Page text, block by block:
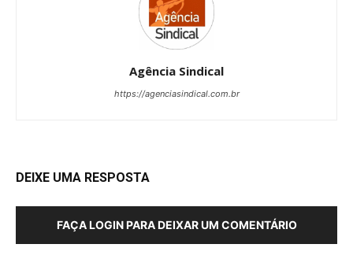
Agência Sindical
https://agenciasindical.com.br
DEIXE UMA RESPOSTA
FAÇA LOGIN PARA DEIXAR UM COMENTÁRIO